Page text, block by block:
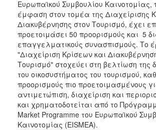
ΔΗΜΟΤΗΣ
ΕΠΙΣΚΕΠΤΗΣ
ΗΡΑΚΛΕΙΟ
Ευρωπαϊκού Συμβουλίου Καινοτομίας,
έμφαση στον τομέα της Διαχείρισης
Διακυβέρνησης στον Τουρισμό, έχει
προετοιμάσει 50 προορισμούς και 5
επαγγελματικούς συνασπισμούς. Το
"Διαχείριση Κρίσεων και
Τουρισμό" στοχεύει στη βελτίωση της
του οικοσυστήματος του τουρισμού,
προορισμούς πιο προετοιμασμένους
αντιμετώπιση, διαχείριση και
και χρηματοδοτείται από το
Market Programme του Ευρωπαϊκού
Καινοτομίας (EISMEA).